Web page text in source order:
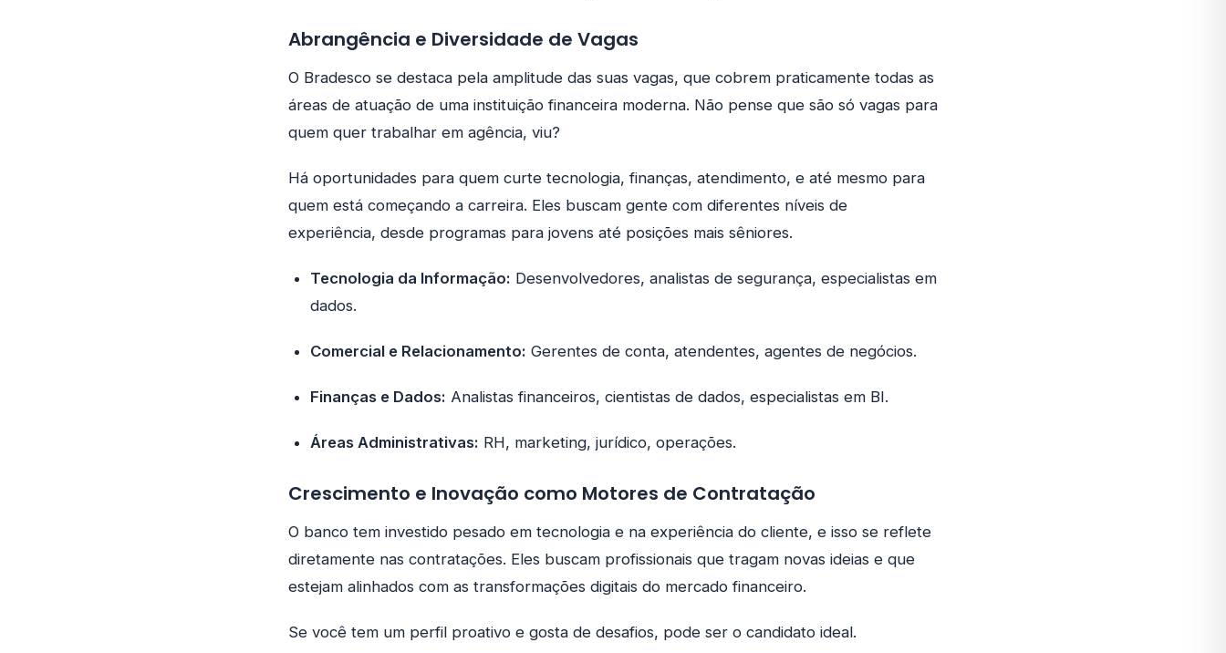
Abrangência e Diversidade de Vagas
O Bradesco se destaca pela amplitude das suas vagas, que cobrem praticamente todas as
áreas de atuação de uma instituição financeira moderna. Não pense que são só vagas para
quem quer trabalhar em agência, viu?
Há oportunidades para quem curte tecnologia, finanças, atendimento, e até mesmo para
quem está começando a carreira. Eles buscam gente com diferentes níveis de
experiência, desde programas para jovens até posições mais sêniores.
Tecnologia da Informação: Desenvolvedores, analistas de segurança, especialistas em
dados.
Comercial e Relacionamento: Gerentes de conta, atendentes, agentes de negócios.
Finanças e Dados: Analistas financeiros, cientistas de dados, especialistas em BI.
Áreas Administrativas: RH, marketing, jurídico, operações.
Crescimento e Inovação como Motores de Contratação
O banco tem investido pesado em tecnologia e na experiência do cliente, e isso se reflete
diretamente nas contratações. Eles buscam profissionais que tragam novas ideias e que
estejam alinhados com as transformações digitais do mercado financeiro.
Se você tem um perfil proativo e gosta de desafios, pode ser o candidato ideal.